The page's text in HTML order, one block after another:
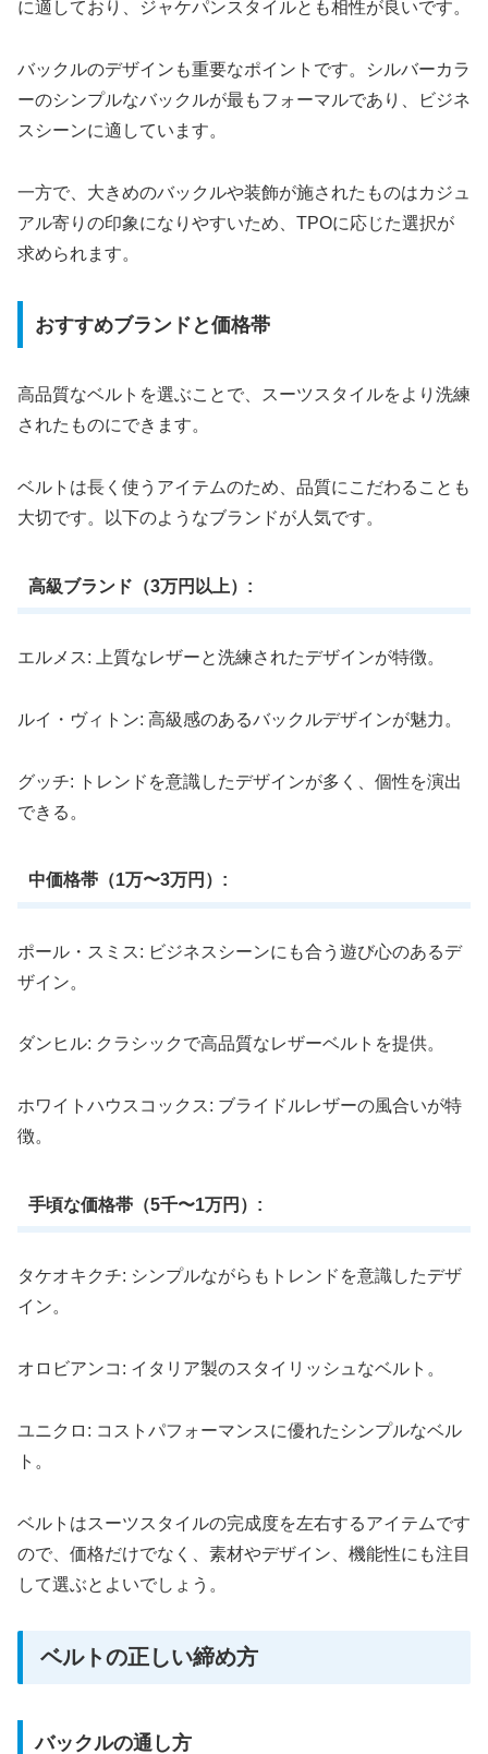
に適しており、ジャケパンスタイルとも相性が良いです。
バックルのデザインも重要なポイントです。シルバーカラ
ーのシンプルなバックルが最もフォーマルであり、ビジネ
スシーンに適しています。
一方で、大きめのバックルや装飾が施されたものはカジュ
アル寄りの印象になりやすいため、TPOに応じた選択が
求められます。
おすすめブランドと価格帯
高品質なベルトを選ぶことで、スーツスタイルをより洗練
されたものにできます。
ベルトは長く使うアイテムのため、品質にこだわることも
大切です。以下のようなブランドが人気です。
高級ブランド（3万円以上）:
エルメス: 上質なレザーと洗練されたデザインが特徴。
ルイ・ヴィトン: 高級感のあるバックルデザインが魅力。
グッチ: トレンドを意識したデザインが多く、個性を演出
できる。
中価格帯（1万〜3万円）:
ポール・スミス: ビジネスシーンにも合う遊び心のあるデ
ザイン。
ダンヒル: クラシックで高品質なレザーベルトを提供。
ホワイトハウスコックス: ブライドルレザーの風合いが特
徴。
手頃な価格帯（5千〜1万円）:
タケオキクチ: シンプルながらもトレンドを意識したデザ
イン。
オロビアンコ: イタリア製のスタイリッシュなベルト。
ユニクロ: コストパフォーマンスに優れたシンプルなベル
ト。
ベルトはスーツスタイルの完成度を左右するアイテムです
ので、価格だけでなく、素材やデザイン、機能性にも注目
して選ぶとよいでしょう。
ベルトの正しい締め方
バックルの通し方